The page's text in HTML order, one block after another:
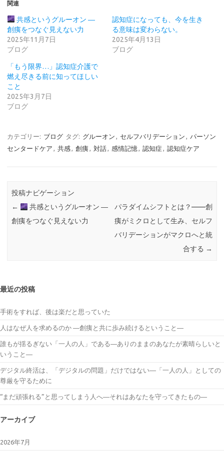
関連
共感というグルーオン ―
創痍をつなぐ見えない力
2025年11月7日
ブログ
認知症になっても、今を生き
る意味は変わらない。
2025年4月13日
ブログ
「もう限界…」認知症介護で
燃え尽きる前に知ってほしい
こと
2025年3月7日
ブログ
カテゴリー: ブログ タグ: グルーオン , セルフバリデーション , パーソン
センタードケア , 共感, 創痍, 対話, 感情記憶, 認知症 , 認知症ケア
投稿ナビゲーション
←
共感というグルーオン ―
創痍をつなぐ見えない力
パラダイムシフトとは？——創
痍がミクロとして生み、セルフ
バリデーションがマクロへと統
合する →
最近の投稿
手術をすれば、後は楽だと思っていた
人はなぜ人を求めるのか ―創痍と共に歩み続けるということ―
誰もが揺るぎない「一人の人」である―ありのままのあなたが素晴らしいと
いうこと―
デジタル終活は、「デジタルの問題」だけではない―「一人の人」としての
尊厳を守るために
“まだ頑張れる”と思ってしまう人へ―それはあなたを守ってきたもの―
アーカイブ
2026年7月